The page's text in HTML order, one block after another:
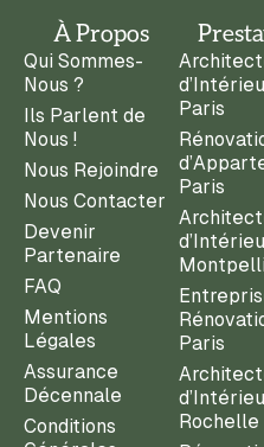
À Propos
Qui Sommes-
Nous ?
Ils Parlent de
Nous !
Nous Rejoindre
Nous Contacter
Devenir
Partenaire
FAQ
Mentions
Légales
Assurance
Décennale
Conditions
Paris
Paris
Paris
Rochelle